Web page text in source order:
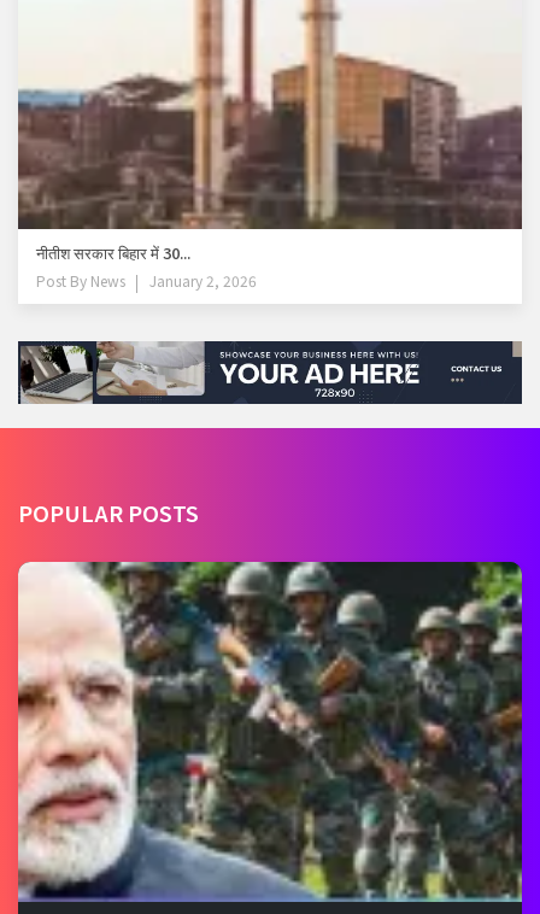
नीतीश सरकार बिहार में 30...
Post By News January 2, 2026
POPULAR POSTS